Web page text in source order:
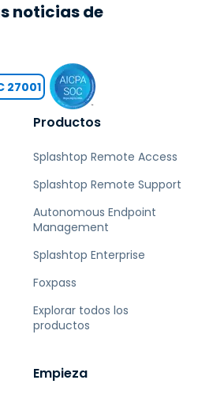
Productos
Splashtop Remote Access
Splashtop Remote Support
Autonomous Endpoint
Management
Splashtop Enterprise
Foxpass
Explorar todos los
productos
Empieza
noticias de
27001